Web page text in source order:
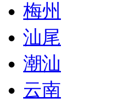
梅州
汕尾
潮汕
云南